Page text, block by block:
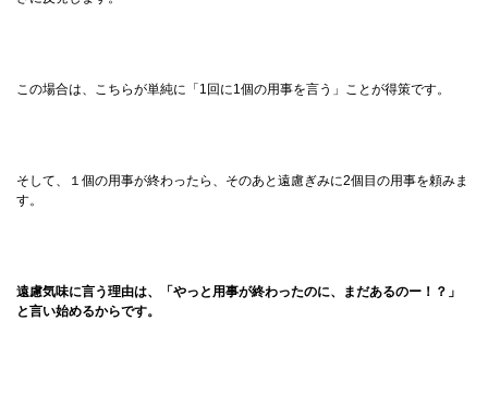
この場合は、こちらが単純に「1回に1個の用事を言う」ことが得策です。
そして、１個の用事が終わったら、そのあと遠慮ぎみに2個目の用事を頼みま
す。
遠慮気味に言う理由は、「やっと用事が終わったのに、まだあるのー！？」
と言い始めるからです。